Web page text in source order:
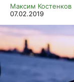
Максим Костенков
07.02.2019